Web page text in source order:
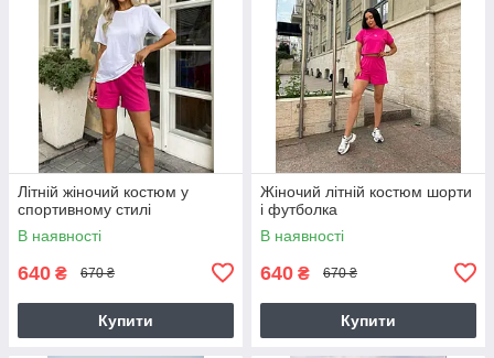
Літній жіночий костюм у
спортивному стилі
В наявності
640 ₴ 670 ₴
Купити
Жіночий літній костюм шорти
і футболка
В наявності
640 ₴ 670 ₴
Купити